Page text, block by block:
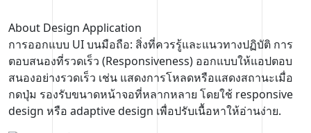
About Design Application
การออกแบบ UI บนมือถือ: สิ่งที่ควรรู้และแนวทางปฏิบัติ การ
ตอบสนองที่รวดเร็ว (Responsiveness) ออกแบบให้แอปตอบ
สนองอย่างรวดเร็ว เช่น แสดงการโหลดหรือแสดงสถานะเมื่อ
กดปุ่ม รองรับขนาดหน้าจอที่หลากหลาย โดยใช้ responsive
design หรือ adaptive design เพื่อปรับเนื้อหาให้อ่านง่าย.